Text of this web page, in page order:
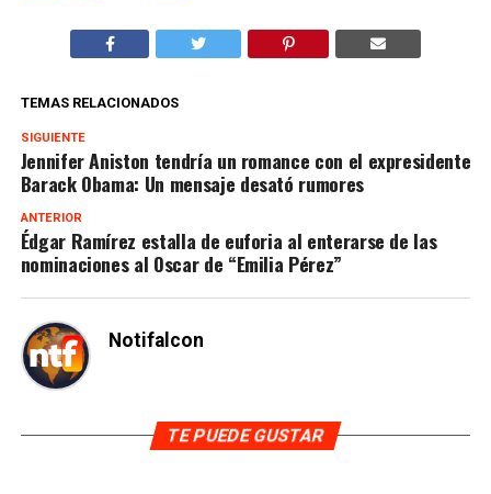
TEMAS RELACIONADOS
SIGUIENTE
Jennifer Aniston tendría un romance con el expresidente
Barack Obama: Un mensaje desató rumores
ANTERIOR
Édgar Ramírez estalla de euforia al enterarse de las
nominaciones al Oscar de “Emilia Pérez”
Notifalcon
TE PUEDE GUSTAR